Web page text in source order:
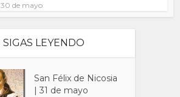
30 de mayo
SIGAS LEYENDO
San Félix de Nicosia
| 31 de mayo